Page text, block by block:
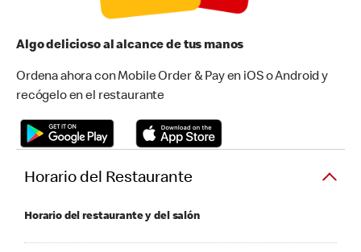
Algo delicioso al alcance de tus manos
Ordena ahora con Mobile Order & Pay en iOS o Android y
recógelo en el restaurante
Horario del Restaurante
Horario del restaurante y del salón